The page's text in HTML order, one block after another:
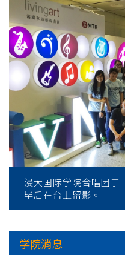
浸大国际学院合唱团于
毕后在台上留影。
学院消息